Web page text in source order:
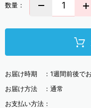
数量：
お届け時期 ： 1週間前後で
お届け方法 ： 通常
お支払い方法：